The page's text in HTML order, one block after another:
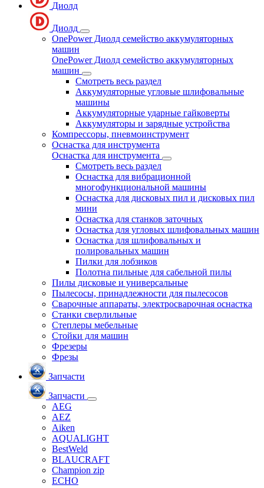
Диолд
Диолд
OnePower Диолд семейство аккумуляторных
машин
OnePower Диолд семейство аккумуляторных
машин
Смотреть весь раздел
Аккумуляторные угловые шлифовальные
машины
Аккумуляторные ударные гайковерты
Аккумуляторы и зарядные устройства
Компрессоры, пневмоинструмент
Оснастка для инструмента
Оснастка для инструмента
Смотреть весь раздел
Оснастка для вибрационной
многофункциональной машины
Оснастка для дисковых пил и дисковых пил
мини
Оснастка для станков заточных
Оснастка для угловых шлифовальных машин
Оснастка для шлифовальных и
полировальных машин
Пилки для лобзиков
Полотна пильные для сабельной пилы
Пилы дисковые и универсальные
Пылесосы, принадлежности для пылесосов
Сварочные аппараты, электросварочная оснастка
Станки сверлильные
Степлеры мебельные
Стойки для машин
Фрезеры
Фрезы
Запчасти
Запчасти
AEG
AEZ
Aiken
AQUALIGHT
BestWeld
BLAUCRAFT
Champion zip
ECHO